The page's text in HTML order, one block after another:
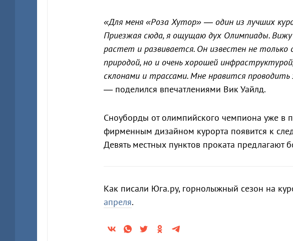
«Для меня «Роза Хутор» — один из лучших
Приезжая сюда, я ощущаю дух Олимпиады. Вижу
растет и развивается. Он известен не только
природой, но и очень хорошей
склонами и трассами. Мне нравится проводить
— поделился впечатлениями Вик Уайлд.
Сноуборды от олимпийского чемпиона уже в
фирменным дизайном курорта появится к
Девять местных пунктов проката предлагают
Как писали Юга.ру, горнолыжный сезон на
апреля.